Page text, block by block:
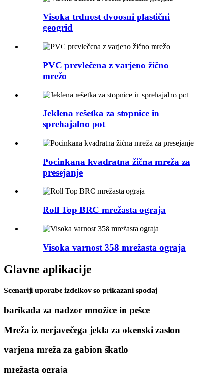
Visoka trdnost dvoosni plastični
geogrid
PVC prevlečena z varjeno žično
mrežo
Jeklena rešetka za stopnice in
sprehajalno pot
Pocinkana kvadratna žična mreža za
presejanje
Roll Top BRC mrežasta ograja
Visoka varnost 358 mrežasta ograja
Glavne aplikacije
Scenariji uporabe izdelkov so prikazani spodaj
barikada za nadzor množice in pešce
Mreža iz nerjavečega jekla za okenski zaslon
varjena mreža za gabion škatlo
mrežasta ograja